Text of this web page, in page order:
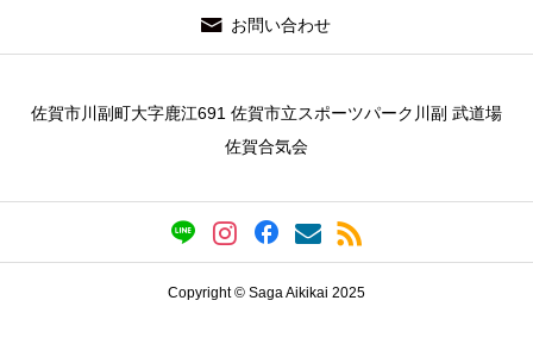
お問い合わせ
佐賀市川副町大字鹿江691 佐賀市立スポーツパーク川副 武道場
佐賀合気会
Copyright © Saga Aikikai 2025